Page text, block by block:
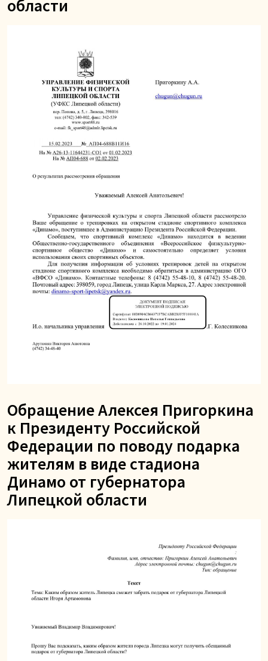
области
Обращение Алексея Пригоркина
к Президенту Российской
Федерации по поводу подарка
жителям в виде стадиона
Динамо от губернатора
Липецкой области